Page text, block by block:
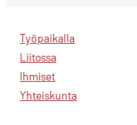
Työpaikalla
Liitossa
Ihmiset
Yhteiskunta